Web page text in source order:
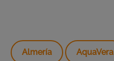
Almería AquaVera